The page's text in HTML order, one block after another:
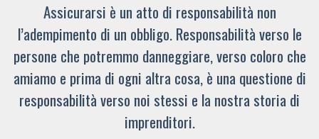
Assicurarsi è un atto di responsabilità non
l’adempimento di un obbligo. Responsabilità verso le
persone che potremmo danneggiare, verso coloro che
amiamo e prima di ogni altra cosa, è una questione di
responsabilità verso noi stessi e la nostra storia di
imprenditori.